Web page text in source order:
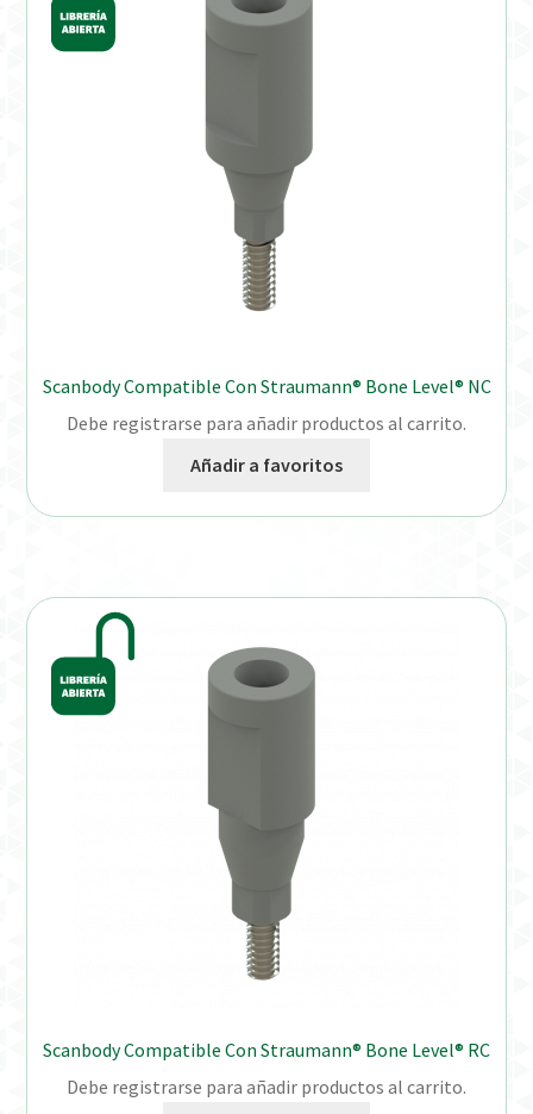
Distribuidores
On-line Store
Productos Favoritos
Welcome to DELTA Abutments | Tienda Online!
Scanbody Compatible Con Straumann® Bone Level® NC
Debe registrarse para añadir productos al carrito.
Añadir a favoritos
Scanbody Compatible Con Straumann® Bone Level® RC
Debe registrarse para añadir productos al carrito.